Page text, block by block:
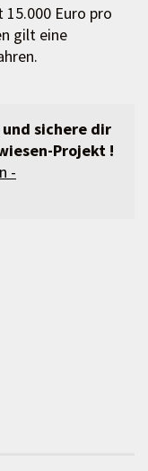
Euro pro
gilt eine
sichere dir
Projekt !
-